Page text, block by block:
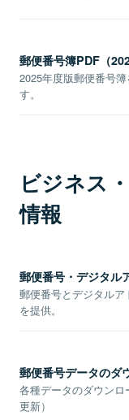
郵便番号簿PDF（
2025年度版郵便番号
す。
ビジネス
情報
郵便番号・デジタル
郵便番号とデジタル
を提供。
郵便番号データのダ
各種データのダウンロ
更新）